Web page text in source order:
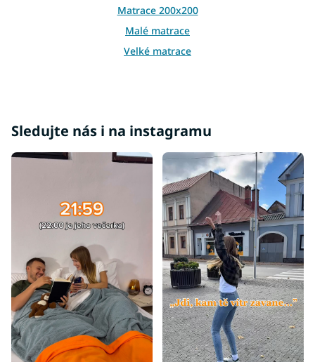
Matrace 200x200
Malé matrace
Velké matrace
Sledujte nás i na instagramu